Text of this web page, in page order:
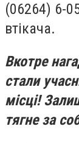
(06264) 6-
втікача.
Вкотре
стали
місці!
тягне за